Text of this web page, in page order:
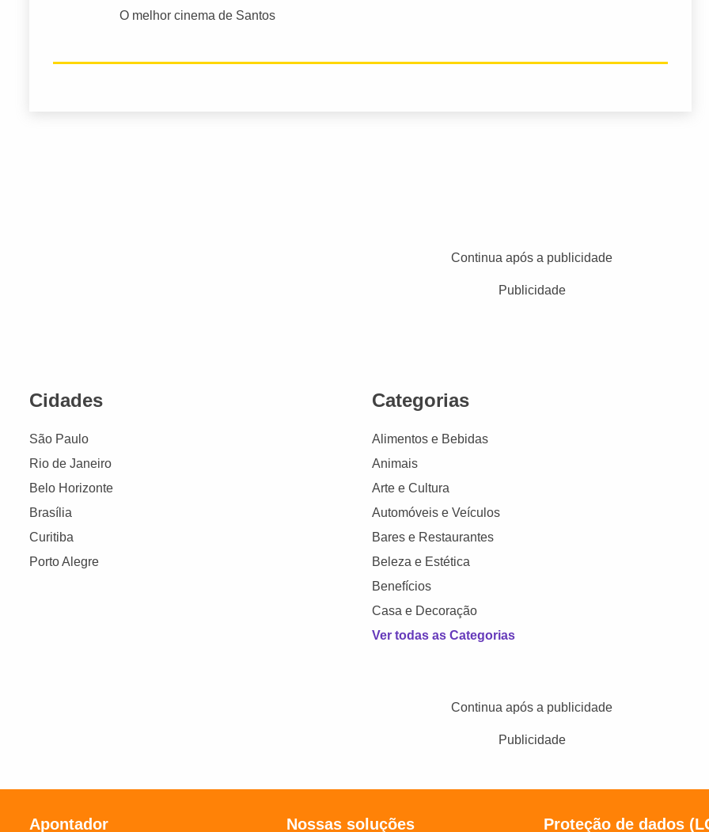
O melhor cinema de Santos
Continua após a publicidade
Publicidade
Cidades
São Paulo
Rio de Janeiro
Belo Horizonte
Brasília
Curitiba
Porto Alegre
Categorias
Alimentos e Bebidas
Animais
Arte e Cultura
Automóveis e Veículos
Bares e Restaurantes
Beleza e Estética
Benefícios
Casa e Decoração
Ver todas as Categorias
Continua após a publicidade
Publicidade
Apontador Nossas soluções Proteção de dados